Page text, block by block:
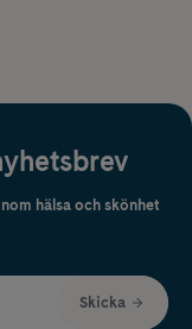
hälsa och skönhet
Skicka